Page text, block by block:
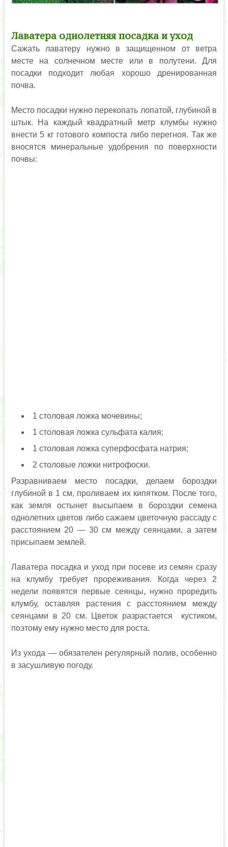
Лаватера однолетняя посадка и уход
Сажать лаватеру нужно в защищенном от ветра
месте на солнечном месте или в полутени. Для
посадки подходит любая хорошо дренированная
почва.
Место посадки нужно перекопать лопатой, глубиной в
штык. На каждый квадратный метр клумбы нужно
внести 5 кг готового компоста либо перегноя. Так же
вносятся минеральные удобрения по поверхности
почвы:
1 столовая ложка мочевины;
1 столовая ложка сульфата калия;
1 столовая ложка суперфосфата натрия;
2 столовые ложки нитрофоски.
Разравниваем место посадки, делаем бороздки
глубиной в 1 см, проливаем их кипятком. После того,
как земля остынет высыпаем в бороздки семена
однолетних цветов либо сажаем цветочную рассаду с
расстоянием 20 — 30 см между сеянцами, а затем
присыпаем землей.
Лаватера посадка и уход при посеве из семян сразу
на клумбу требует прореживания. Когда через 2
недели появятся первые сеянцы, нужно проредить
клумбу, оставляя растения с расстоянием между
сеянцами в 20 см. Цветок разрастается кустиком,
поэтому ему нужно место для роста.
Из ухода — обязателен регулярный полив, особенно
в засушливую погоду.